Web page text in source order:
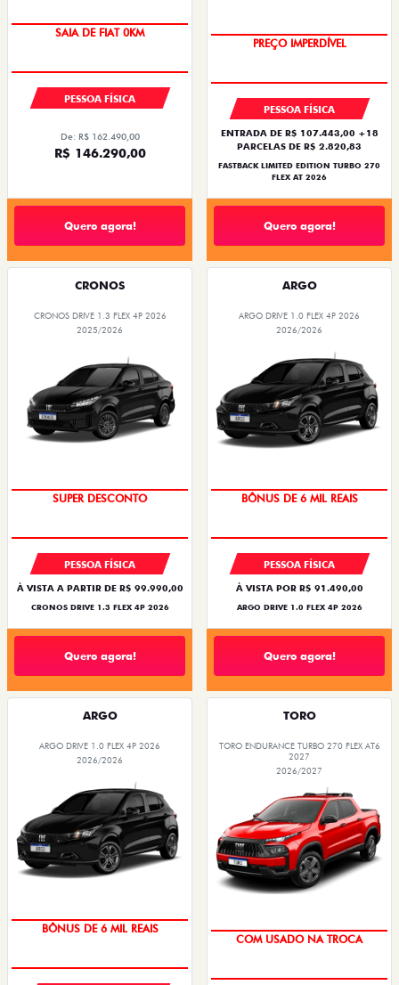
SAIA DE FIAT 0KM
PESSOA FÍSICA
De: R$ 162.490,00
R$ 146.290,00
Quero agora!
PREÇO IMPERDÍVEL
PESSOA FÍSICA
ENTRADA DE R$ 107.443,00 +18
PARCELAS DE R$ 2.820,83
FASTBACK LIMITED EDITION TURBO 270
FLEX AT 2026
Quero agora!
CRONOS
CRONOS DRIVE 1.3 FLEX 4P 2026
2025/2026
SUPER DESCONTO
PESSOA FÍSICA
À VISTA A PARTIR DE R$ 99.990,00
CRONOS DRIVE 1.3 FLEX 4P 2026
Quero agora!
ARGO
ARGO DRIVE 1.0 FLEX 4P 2026
2026/2026
BÔNUS DE 6 MIL REAIS
PESSOA FÍSICA
À VISTA POR R$ 91.490,00
ARGO DRIVE 1.0 FLEX 4P 2026
Quero agora!
ARGO
ARGO DRIVE 1.0 FLEX 4P 2026
2026/2026
BÔNUS DE 6 MIL REAIS
TORO
TORO ENDURANCE TURBO 270 FLEX AT6
2027
2026/2027
COM USADO NA TROCA